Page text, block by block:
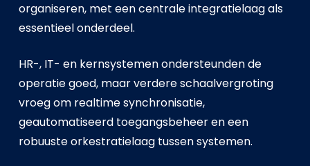
organiseren, met een centrale integratielaag als
essentieel onderdeel.
HR-, IT- en kernsystemen ondersteunden de
operatie goed, maar verdere schaalvergroting
vroeg om realtime synchronisatie,
geautomatiseerd toegangsbeheer en een
robuuste orkestratielaag tussen systemen.